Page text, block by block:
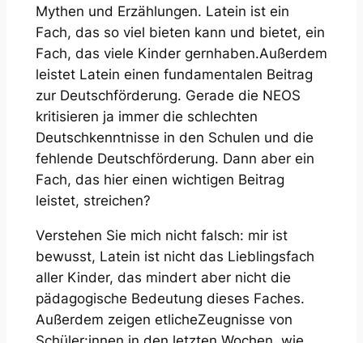
Mythen und Erzählungen. Latein ist ein
Fach, das so viel bieten kann und bietet, ein
Fach, das viele Kinder gernhaben.Außerdem
leistet Latein einen fundamentalen Beitrag
zur Deutschförderung. Gerade die NEOS
kritisieren ja immer die schlechten
Deutschkenntnisse in den Schulen und die
fehlende Deutschförderung. Dann aber ein
Fach, das hier einen wichtigen Beitrag
leistet, streichen?
Verstehen Sie mich nicht falsch: mir ist
bewusst, Latein ist nicht das Lieblingsfach
aller Kinder, das mindert aber nicht die
pädagogische Bedeutung dieses Faches.
Außerdem zeigen etlicheZeugnisse von